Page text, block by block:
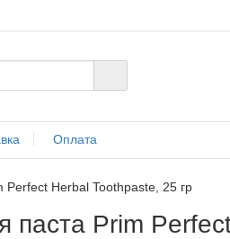
Оплата
Perfect Herbal Toothpaste, 25 гр
паста Prim